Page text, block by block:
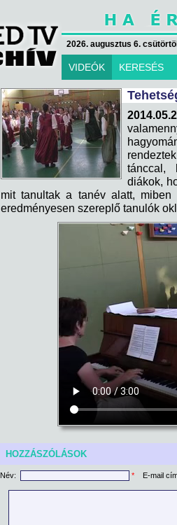
2026. augusztus 6.
VIDEÓK KERESÉS
tánccal,
diákok,
mit tanultak a tanév alatt, miben
eredményesen szereplő tanulók
HOZZÁSZÓLÁSOK
Név: * E-mail